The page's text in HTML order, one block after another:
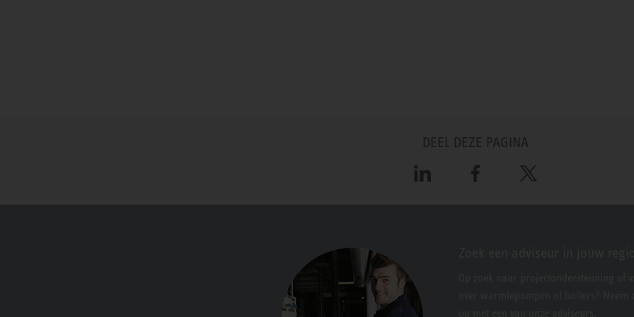
DEEL DEZE PAGINA
LinkedIn Facebook X